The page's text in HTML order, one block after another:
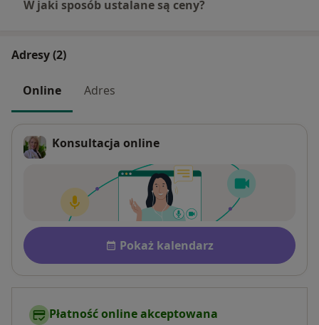
W jaki sposób ustalane są ceny?
Adresy (2)
Online Adres
Konsultacja online
Dostępność
Pokaż kalendarz
Płatność online akceptowana